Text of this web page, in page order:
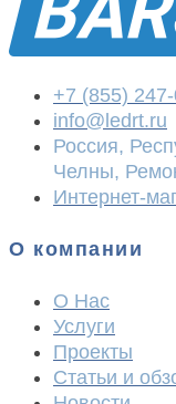
+7 (855)
info@ledrt.ru
Россия,
Челны,
Интернет-
О компании
О Нас
Услуги
Проекты
Статьи и